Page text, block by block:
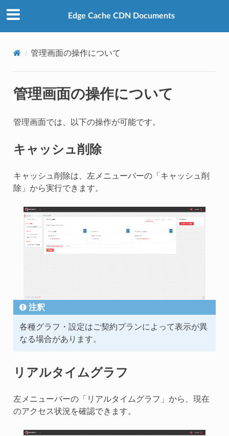
Edge Cache CDN Documents
管理画面の操作について
管理画面の操作について
管理画面では、以下の操作が可能です。
キャッシュ削除
キャッシュ削除は、左メニューバーの「キャッシュ削
除」から実行できます。
注釈
各種グラフ・設定はご契約プランによって表示が異
なる場合があります。
リアルタイムグラフ
左メニューバーの「リアルタイムグラフ」から、現在
のアクセス状況を確認できます。